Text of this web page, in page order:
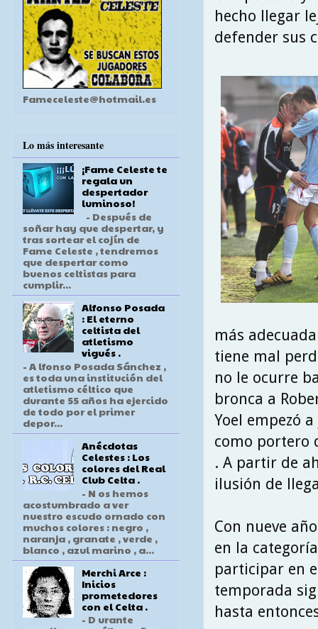
hecho llegar
defender sus
más
tiene mal
no le ocurre
bronca a
Yoel empezó
como portero
. A partir de
ilusión de
Con nueve
en la
participar en
temporada
hasta
Fameceleste@hotmail.es
Lo más interesante
¡Fame Celeste te
regala un
despertador
luminoso!
- Después de
soñar hay que despertar, y
tras sortear el cojín de
Fame Celeste , tendremos
que despertar como
buenos celtistas para
cumplir...
Alfonso Posada
: El eterno
celtista del
atletismo
vigués .
- A lfonso Posada Sánchez ,
es toda una institución del
atletismo céltico que
durante 55 años ha ejercido
de todo por el primer
depor...
Anécdotas
Celestes : Los
colores del Real
Club Celta .
- N os hemos
acostumbrado a ver
nuestro escudo ornado con
muchos colores : negro ,
naranja , granate , verde ,
blanco , azul marino , a...
Merchi Arce :
Inicios
prometedores
con el Celta .
- D urante